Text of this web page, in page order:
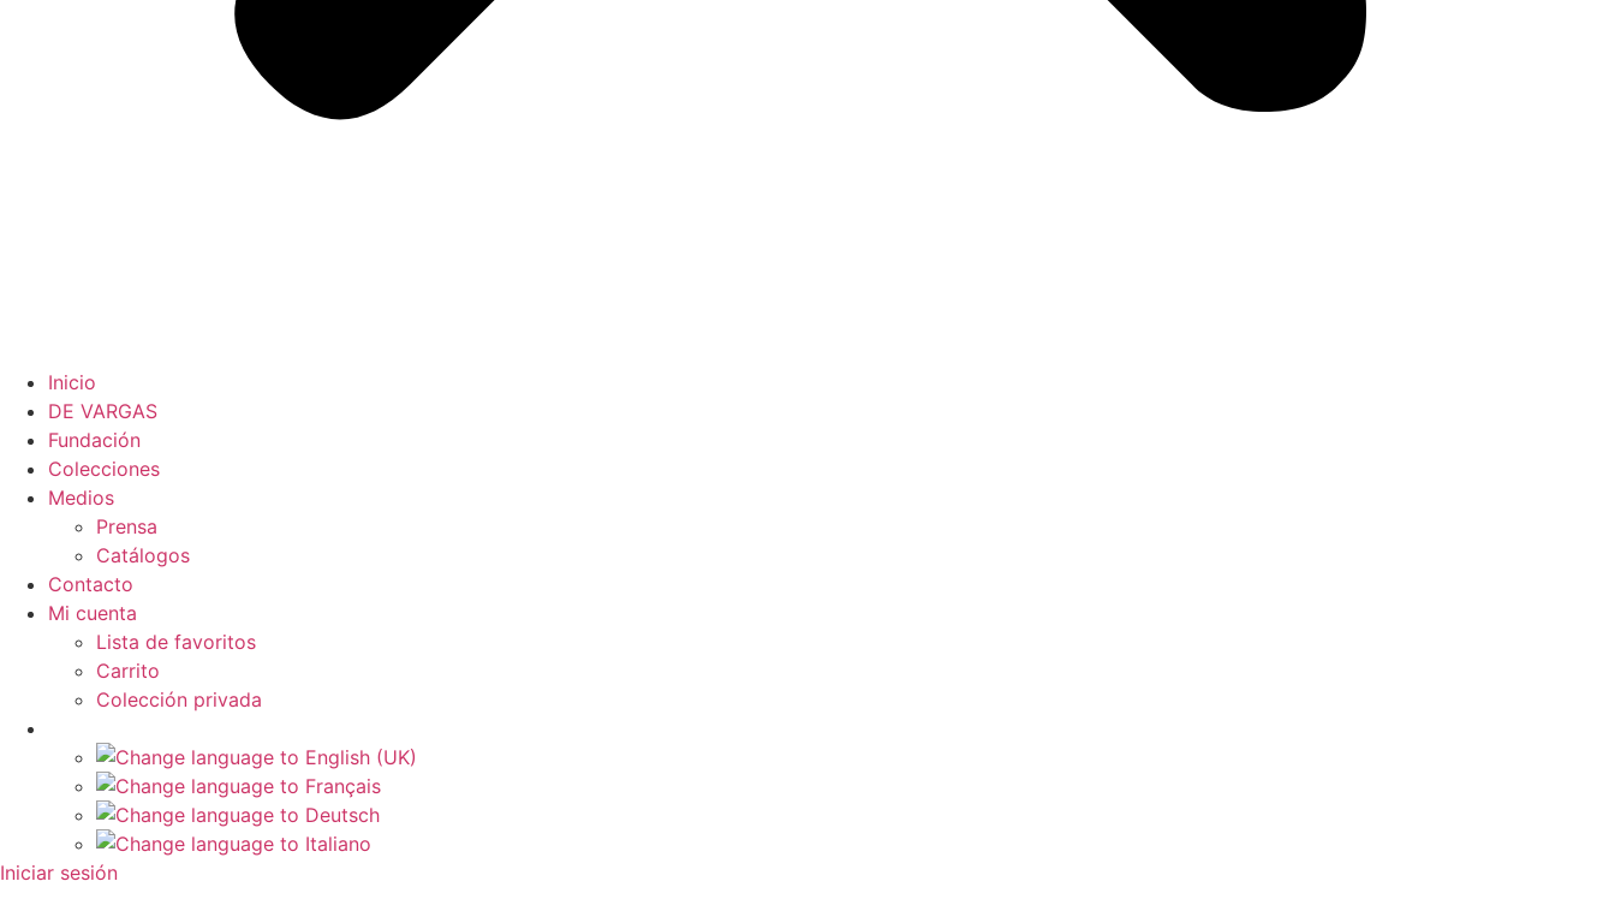
Inicio
DE VARGAS
Fundación
Colecciones
Medios
Prensa
Catálogos
Contacto
Mi cuenta
Lista de favoritos
Carrito
Colección privada
Iniciar sesión